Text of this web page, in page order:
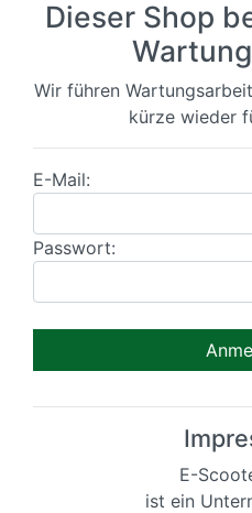
Dieser Shop
Wir führen
kürze wieder
E-Mail:
Passwort:
E-
ist ein